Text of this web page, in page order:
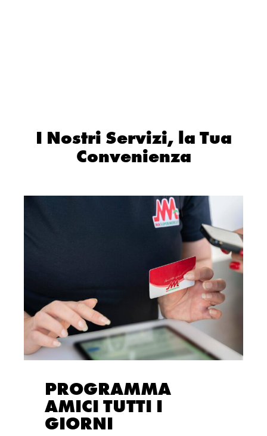
I Nostri Servizi, la Tua
Convenienza
PROGRAMMA
AMICI TUTTI I
GIORNI